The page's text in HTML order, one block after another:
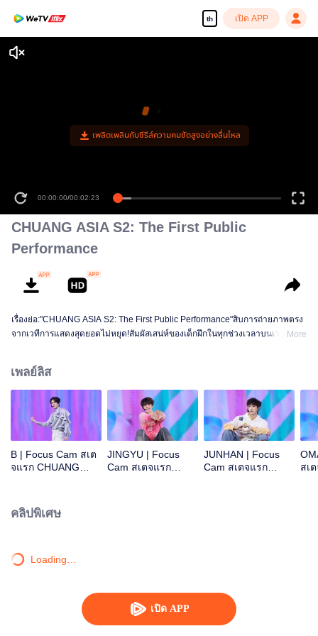
th เปิด APP
เปิด APP
เพลิดเพลินกับซีรีส์ความคมชัดสูงอย่างลื่นไหล
00:00:00/00:02:23
CHUANG ASIA S2: The First Public
Performance
เรื่องย่อ:"CHUANG ASIA S2: The First Public Performance"สิบการถ่ายภาพตรง
จากเวทีการแสดงสุดยอดไม่หยุด!สัมผัสเสน่ห์ของเด็กฝึกในทุกช่วงเวลาบนเวที!โอเค
More
เพลย์ลิส
B | Focus Cam สเต
จแรก CHUANG
JINGYU | Focus
Cam สเตจแรก
JUNHAN | Focus
Cam สเตจแรก
สเ
คลิปพิเศษ
Loading…